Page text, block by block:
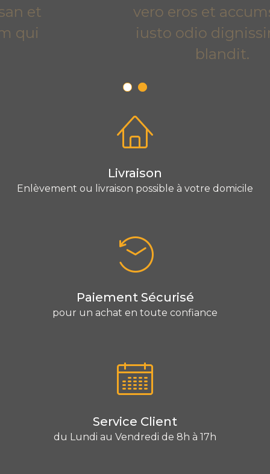
vero eros et accumsan et
iusto odio dignissim qui
Livraison
Enlèvement ou livraison possible à votre domicile
Paiement Sécurisé
pour un achat en toute confiance
Service Client
du Lundi au Vendredi de 8h à 17h